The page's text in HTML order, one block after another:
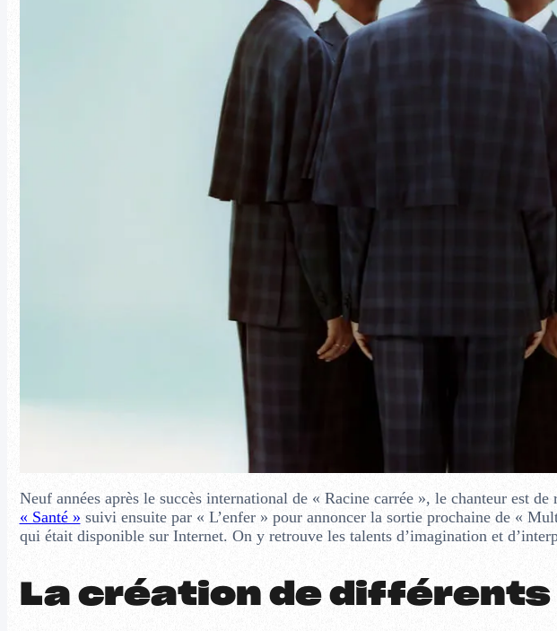
Neuf années après le succès international de « Racine carrée », le chanteur est
« Santé » suivi ensuite par « L’enfer » pour annoncer la sortie prochaine de «
qui était disponible sur Internet. On y retrouve les talents d’imagination et
La création de